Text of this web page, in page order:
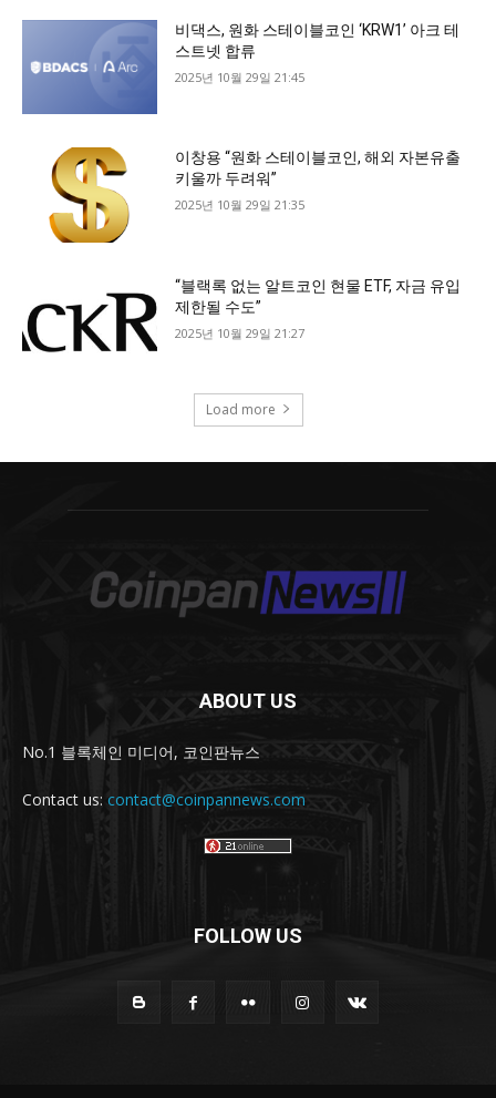
ABOUT US
No.1 블록체인 미디어, 코인판뉴스
Contact us: contact@coinpannews.com
FOLLOW US